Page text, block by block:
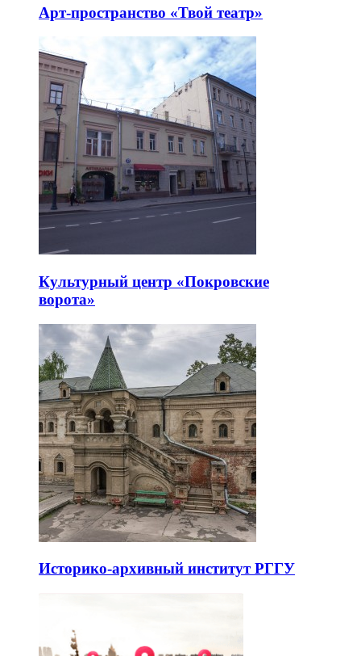
Арт-пространство «Твой театр»
Культурный центр «Покровские
ворота»
Историко-архивный институт РГГУ